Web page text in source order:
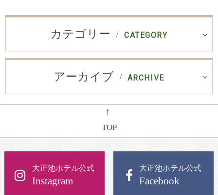
カテゴリー CATEGORY
アーカイブ ARCHIVE
←
TOP
大正池ホテル公式
Instagram
大正池ホテル公式
Facebook